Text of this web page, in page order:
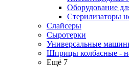
Оборудование
Стерилизаторы
Слайсеры
Сыротерки
Универсальные
Шприцы колбасные -
Ещё 7